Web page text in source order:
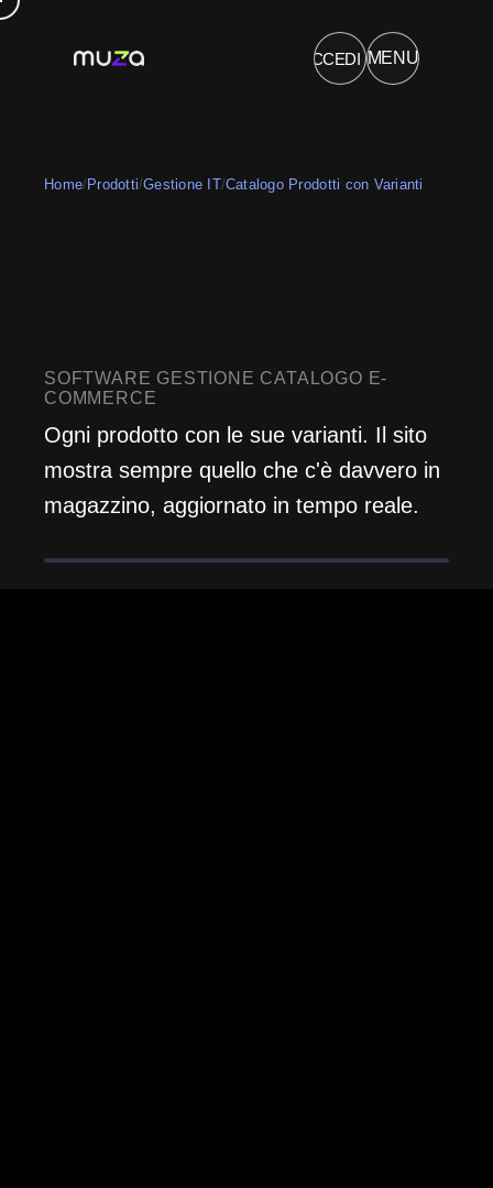
ACCEDI→
MENU
Home/ Prodotti/Gestione IT/Catalogo Prodotti con Varianti
SOFTWARE GESTIONE CATALOGO E-
COMMERCE
Ogni prodotto con le sue varianti. Il sito
mostra sempre quello che c'è davvero in
magazzino, aggiornato in tempo reale.